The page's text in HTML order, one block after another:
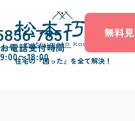
住宅の『困った』を全て解決！
無料
7851
お電話受付時間
9:00〜18:00